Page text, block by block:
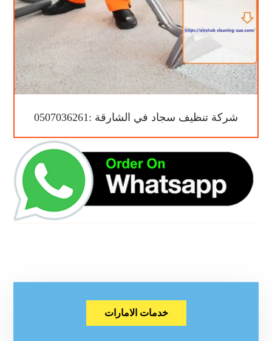
شركة تنظيف سجاد في الشارقة :0507036261
خدمات الامارات